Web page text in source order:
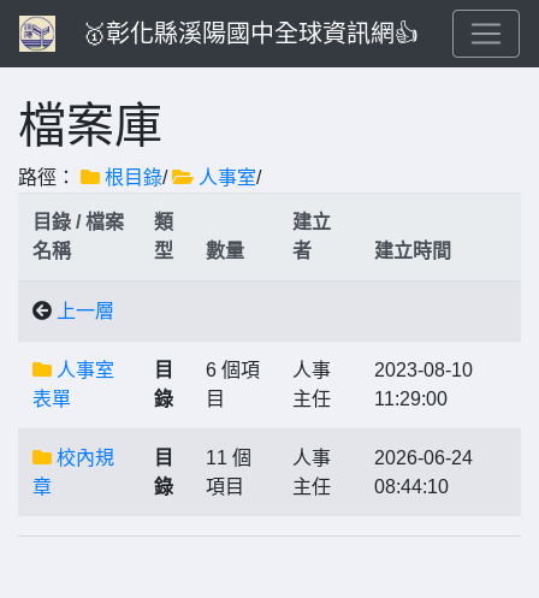
🥇彰化縣溪陽國中全球資訊網👍
檔案庫
路徑： 根目錄/ 人事室/
目錄 / 檔案
名稱
類
型
數量
建立
者
建立時間
上一層
人事室
表單
目
錄
6 個項
目
人事
主任
2023-08-10
11:29:00
校內規
章
目
錄
11 個
項目
人事
主任
2026-06-24
08:44:10